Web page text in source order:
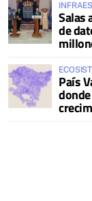
Salas
de
País